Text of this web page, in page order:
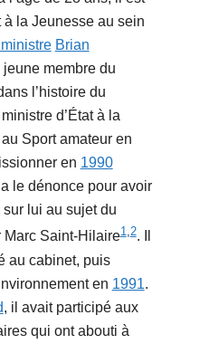
à la Jeunesse au sein
Brian
membre du
l’histoire du
d’État à la
Sport amateur en
en 1990
le dénonce pour avoir
lui au sujet du
Marc Saint-Hilaire1,2. Il
au cabinet, puis
en 1991.
, il avait participé aux
qui ont abouti à